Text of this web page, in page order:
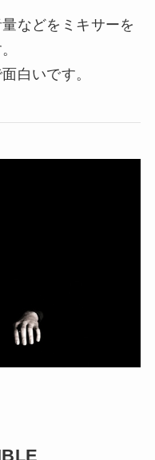
などをミキサーを
白いです。